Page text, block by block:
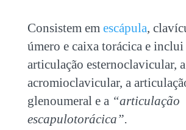
Consistem em escápula,
úmero e caixa torácica e inclui
articulação esternoclavicular,
acromioclavicular, a
glenoumeral e a “articulação
escapulotorácica”.